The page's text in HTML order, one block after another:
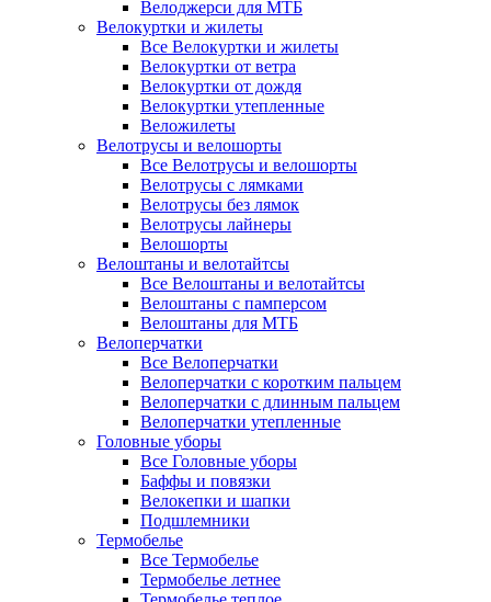
Велоджерси для МТБ
Велокуртки и жилеты
Все Велокуртки и жилеты
Велокуртки от ветра
Велокуртки от дождя
Велокуртки утепленные
Веложилеты
Велотрусы и велошорты
Все Велотрусы и велошорты
Велотрусы с лямками
Велотрусы без лямок
Велотрусы лайнеры
Велошорты
Велоштаны и велотайтсы
Все Велоштаны и велотайтсы
Велоштаны с памперсом
Велоштаны для МТБ
Велоперчатки
Все Велоперчатки
Велоперчатки с коротким пальцем
Велоперчатки с длинным пальцем
Велоперчатки утепленные
Головные уборы
Все Головные уборы
Баффы и повязки
Велокепки и шапки
Подшлемники
Термобелье
Все Термобелье
Термобелье летнее